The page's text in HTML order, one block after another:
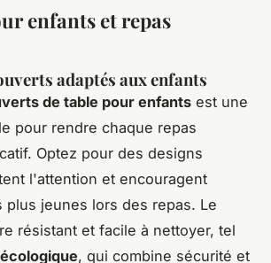
enfants et repas
adaptés aux enfants
de table pour enfants est une
pour rendre chaque repas
Optez pour des designs
l'attention et encouragent
plus jeunes lors des repas. Le
résistant et facile à nettoyer, tel
, qui combine sécurité et